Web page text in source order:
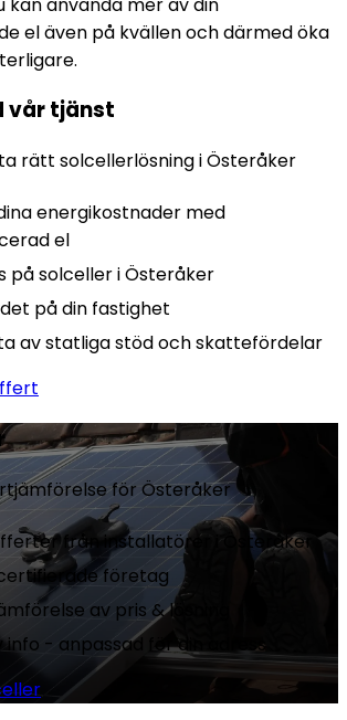
el även på kvällen och därmed öka
vår tjänst
rätt solcellerlösning iÖsteråker
energikostnader med
el
på solceller i Österåker
på din fastighet
av statliga stöd och skattefördelar
för Österåker
från installatörer i Österåker
företag
av pris & lösning
info - anpassad för din adress